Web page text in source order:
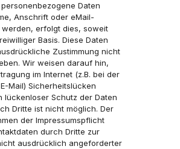
Daten
Anschrift oder eMail-
erfolgt dies, soweit
Basis. Diese Daten
Zustimmung nicht
Wir weisen darauf hin,
im Internet (z.B. bei der
Mail) Sicherheitslücken
lückenloser Schutz der Daten
Dritte ist nicht möglich. Der
der Impressumspflicht
durch Dritte zur
ausdrücklich angeforderter